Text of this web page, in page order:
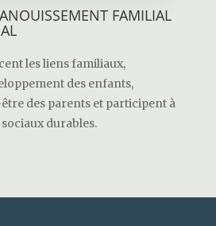
FAMILIAL
les liens familiaux,
des enfants,
des parents et participent à
durables.